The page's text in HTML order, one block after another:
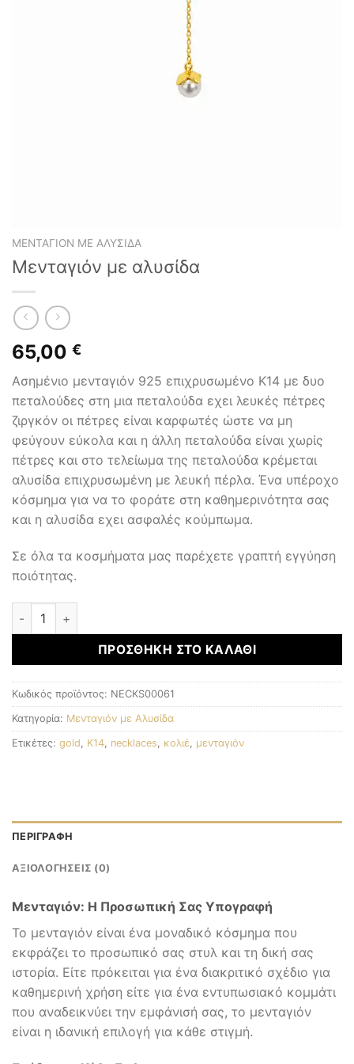
ΜΕΝΤΑΓΙΌΝ ΜΕ ΑΛΥΣΊΔΑ
Μενταγιόν με αλυσίδα
65,00 €
Ασημένιο μενταγιόν 925 επιχρυσωμένο Κ14 με δυο
πεταλούδες στη μια πεταλούδα εχει λευκές πέτρες
ζιργκόν οι πέτρες είναι καρφωτές ώστε να μη
φεύγουν εύκολα και η άλλη πεταλούδα είναι χωρίς
πέτρες και στο τελείωμα της πεταλούδα κρέμεται
αλυσίδα επιχρυσωμένη με λευκή πέρλα. Ένα υπέροχο
κόσμημα για να το φοράτε στη καθημερινότητα σας
και η αλυσίδα εχει ασφαλές κούμπωμα.
Σε όλα τα κοσμήματα μας παρέχετε γραπτή εγγύηση
ποιότητας.
Μενταγιόν με αλυσίδα ποσότητα
ΠΡΟΣΘΉΚΗ ΣΤΟ ΚΑΛΆΘΙ
Κωδικός προϊόντος: NECKS00061
Κατηγορία: Μενταγιόν με Αλυσίδα
Ετικέτες: gold K14 necklaces κολιέ μενταγιόν
ΠΕΡΙΓΡΑΦΉ
ΑΞΙΟΛΟΓΉΣΕΙΣ (0)
Μενταγιόν: Η Προσωπική Σας Υπογραφή
Το μενταγιόν είναι ένα μοναδικό κόσμημα που
εκφράζει το προσωπικό σας στυλ και τη δική σας
ιστορία. Είτε πρόκειται για ένα διακριτικό σχέδιο για
καθημερινή χρήση είτε για ένα εντυπωσιακό κομμάτι
που αναδεικνύει την εμφάνισή σας, το μενταγιόν
είναι η ιδανική επιλογή για κάθε στιγμή.